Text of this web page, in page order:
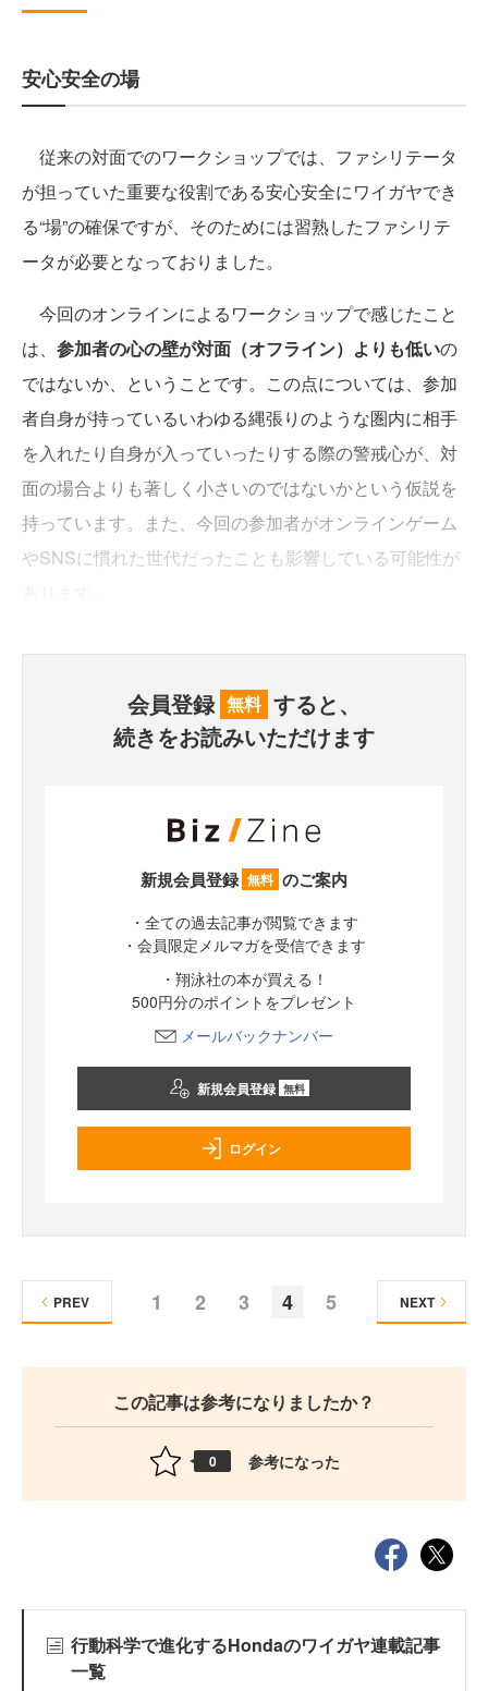
安心安全の場
従来の対面でのワークショップでは、ファシリテータ
が担っていた重要な役割である安心安全にワイガヤでき
る“場”の確保ですが、そのためには習熟したファシリテ
ータが必要となっておりました。
今回のオンラインによるワークショップで感じたこと
は、 参加者の心の壁が対面（オフライン）よりも低いの
ではないか、ということです。この点については、参加
者自身が持っているいわゆる縄張りのような圏内に相手
を入れたり自身が入っていったりする際の警戒心が、対
面の場合よりも著しく小さいのではないかという仮説を
持っています。また、今回の参加者がオンラインゲーム
やSNSに慣れた世代だったことも影響している可能性が
会員登録 無料 すると、
続きをお読みいただけます
新規会員登録 無料 のご案内
・全ての過去記事が閲覧できます
・会員限定メルマガを受信できます
・翔泳社の本が買える！
500円分のポイントをプレゼント
メールバックナンバー
新規会員登録 無料
ログイン
1 2 3 4 5
PREV NEXT
この記事は参考になりましたか？
0 参考になった
行動科学で進化するHondaのワイガヤ連載記事
一覧